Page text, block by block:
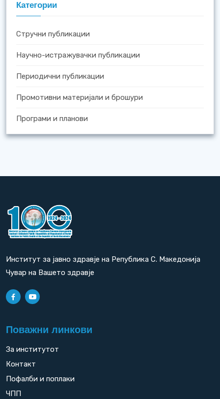
Категории
Стручни публикации
Научно-истражувачки публикации
Периодични публикации
Промотивни материјали и брошури
Програми и планови
Институт за јавно здравје на Република С. Македонија
Чувар на Вашето здравје
Поважни линкови
За институтот
Контакт
Пофалби и поплаки
ЧПП